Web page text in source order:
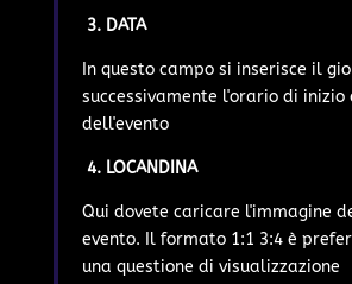
3. DATA
In questo campo si inserisce il
successivamente l'orario di inizio
dell'evento
4. LOCANDINA
Qui dovete caricare l'immagine
evento. Il formato 1:1 3:4 è
una questione di visualizzazione